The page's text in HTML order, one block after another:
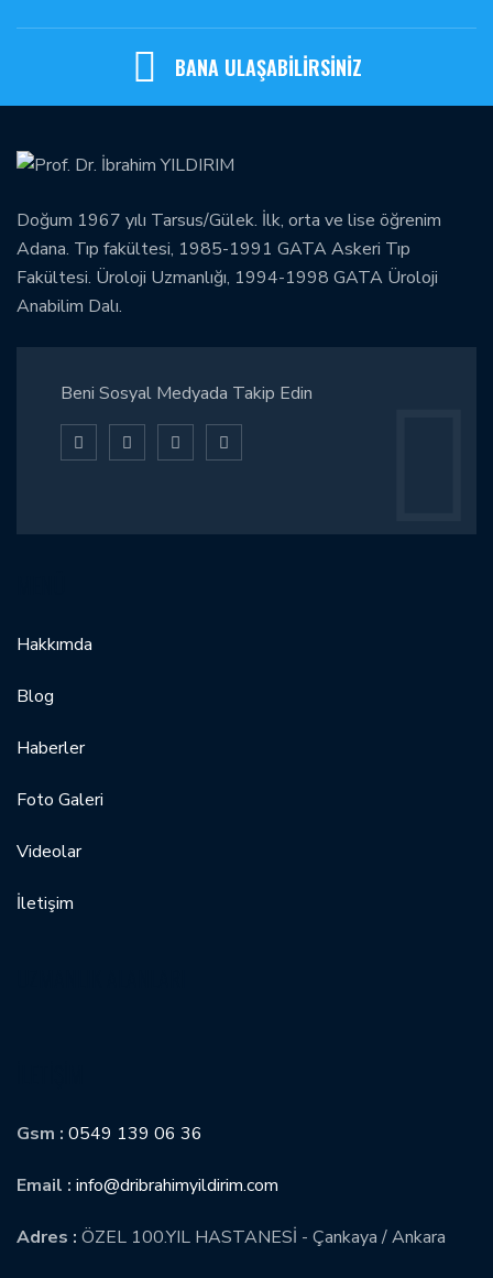
BANA ULAŞABİLİRSİNİZ
Doğum 1967 yılı Tarsus/Gülek. İlk, orta ve lise öğrenim
Adana. Tıp fakültesi, 1985-1991 GATA Askeri Tıp
Fakültesi. Üroloji Uzmanlığı, 1994-1998 GATA Üroloji
Anabilim Dalı.
Beni Sosyal Medyada Takip Edin
Hakkımda
Blog
Haberler
Foto Galeri
Videolar
İletişim
Gsm : 0549 139 06 36
Email : info@dribrahimyildirim.com
Adres : ÖZEL 100.YIL HASTANESİ - Çankaya / Ankara